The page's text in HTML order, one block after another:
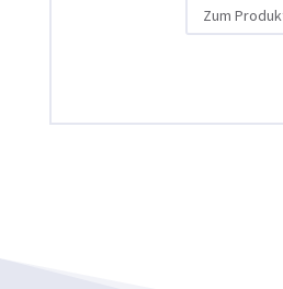
(Bundesweit)Zum